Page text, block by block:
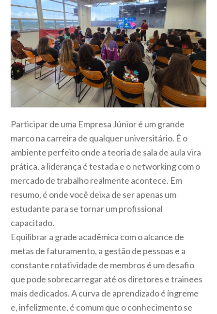
Participar de uma Empresa Júnior é um grande
marco na carreira de qualquer universitário. É o
ambiente perfeito onde a teoria de sala de aula vira
prática, a liderança é testada e o networking com o
mercado de trabalho realmente acontece. Em
resumo, é onde você deixa de ser apenas um
estudante para se tornar um profissional
capacitado.
Equilibrar a grade acadêmica com o alcance de
metas de faturamento, a gestão de pessoas e a
constante rotatividade de membros é um desafio
que pode sobrecarregar até os diretores e trainees
mais dedicados. A curva de aprendizado é íngreme
e, infelizmente, é comum que o conhecimento se